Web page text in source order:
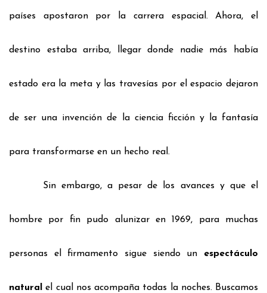
países apostaron por la carrera espacial. Ahora, el
destino estaba arriba, llegar donde nadie más había
estado era la meta y las travesías por el espacio dejaron
de ser una invención de la ciencia ficción y la fantasía
para transformarse en un hecho real.
Sin embargo, a pesar de los avances y que el
hombre por fin pudo alunizar en 1969, para muchas
personas el firmamento sigue siendo un espectáculo
natural el cual nos acompaña todas la noches. Buscamos